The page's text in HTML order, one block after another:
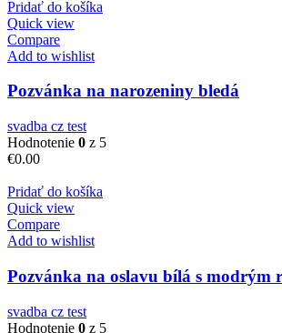
Pridať do košíka
Quick view
Compare
Add to wishlist
Pozvánka na narozeniny bledá
svadba cz test
Hodnotenie 0 z 5
€0.00
Pridať do košíka
Quick view
Compare
Add to wishlist
Pozvánka na oslavu bílá s modrým
svadba cz test
Hodnotenie 0 z 5